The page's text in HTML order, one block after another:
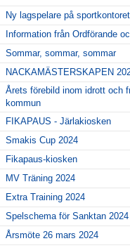
Ny lagspelare på sportkontoret
Information från Ordförande
Sommar, sommar, sommar
NACKAMÄSTERSKAPEN
Årets förebild inom idrott och
kommun
FIKAPAUS - Järlakiosken
Smakis Cup 2024
Fikapaus-kiosken
MV Träning 2024
Extra Training 2024
Spelschema för Sanktan
Årsmöte 26 mars 2024